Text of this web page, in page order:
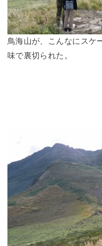
鳥海山が、こんなにスケ
味で裏切られた。